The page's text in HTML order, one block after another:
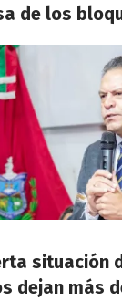
de los
situación
dejan más